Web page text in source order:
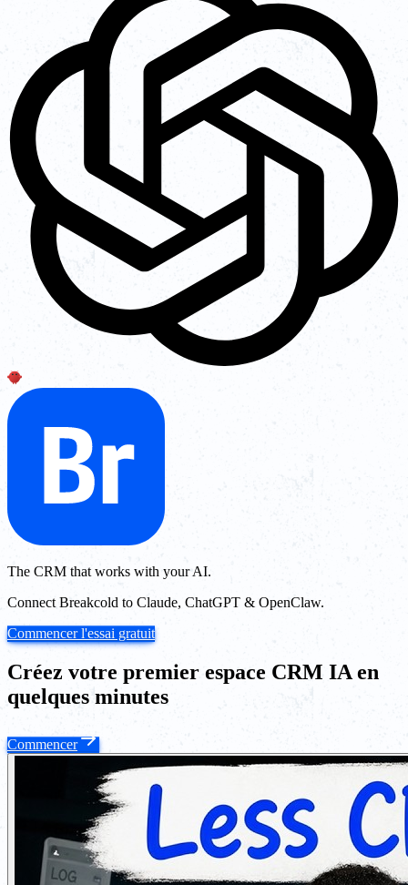
The CRM that works with your AI.
Connect Breakcold to Claude, ChatGPT & OpenClaw.
Commencer l'essai gratuit
Créez votre premier espace CRM IA en
quelques minutes
Commencer